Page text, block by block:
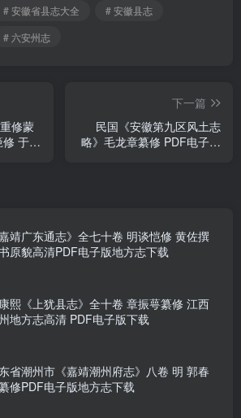
# 安徽省县志大全
# 安徽县志
# 六安州志
修蒙
于振
下一篇
民国《安徽第九区风土志
略》毛龙章纂修 PDF电子版
嘉靖广东通志》全七十卷 明谈恺修 黄佐撰
原貌高清PDF电子版地方志下载
熙《上犹县志》全十卷 章振萼纂修 江西
地方志高清 PDF电子版下载
省潮州市《嘉靖潮州府志》八卷 明 郭春
修PDF电子版地方志下载